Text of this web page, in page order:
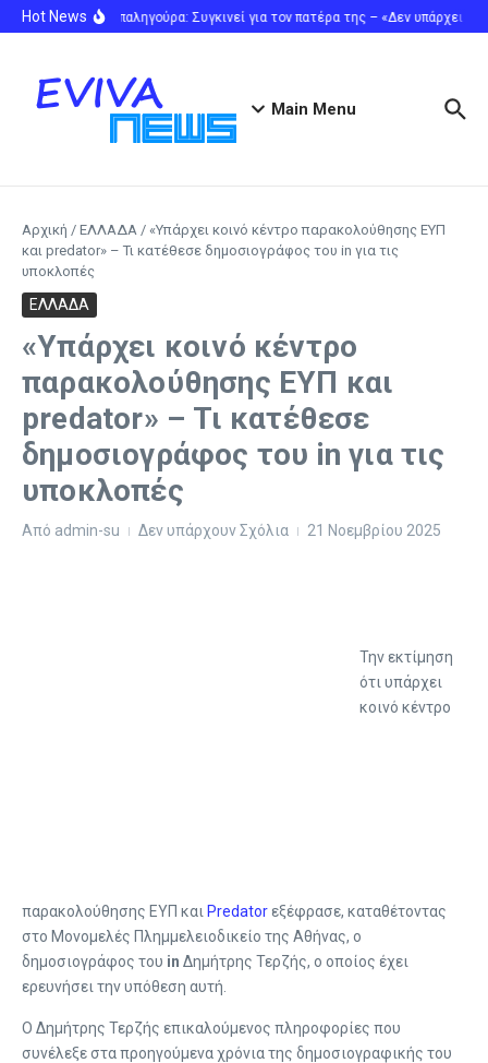
Μετάβαση στο περιεχόμενο
Hot NewsΛένα Παπαληγούρα: Συγκινεί για τον πατέρα της – «Δεν υπάρχει
Main Menu
Αρχική / ΕΛΛΑΔΑ / «Υπάρχει κοινό κέντρο παρακολούθησης ΕΥΠ
και predator» – Τι κατέθεσε δημοσιογράφος του in για τις
υποκλοπές
ΕΛΛΑΔΑ
«Υπάρχει κοινό κέντρο
παρακολούθησης ΕΥΠ και
predator» – Τι κατέθεσε
δημοσιογράφος του in για τις
υποκλοπές
Από admin-su Δεν υπάρχουν Σχόλια 21 Νοεμβρίου 2025
Την εκτίμηση
ότι υπάρχει
κοινό κέντρο
παρακολούθησης ΕΥΠ και Predatorεξέφρασε, καταθέτοντας
στο Μονομελές Πλημμελειοδικείο της Αθήνας, ο
δημοσιογράφος του in Δημήτρης Τερζής, ο οποίος έχει
ερευνήσει την υπόθεση αυτή.
Ο Δημήτρης Τερζής επικαλούμενος πληροφορίες που
συνέλεξε στα προηγούμενα χρόνια της δημοσιογραφικής του